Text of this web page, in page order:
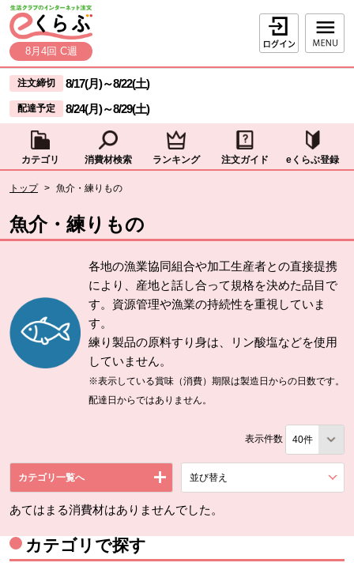
ページの先頭です。
本文へジャンプする。
8月4回 C週
ログイン
ここからサイト内共通メニューです。
サイト内共通メニューをスキップする
注文締切 8/17(月)～8/22(土)
配達予定 8/24(月)～8/29(土)
カテゴリ 消費材検索 ランキング 注文ガイド eくらぶ登録
トップ > 魚介・練りもの
魚介・練りもの
各地の漁業協同組合や加工生産者との直接提携
により、産地と話し合って規格を決めた品目で
す。資源管理や漁業の持続性を重視していま
す。
練り製品の原料すり身は、リン酸塩などを使用
していません。
※表示している賞味（消費）期限は製造日からの日数です。
配達日からではありません。
表示件数
カテゴリ一覧へ 並び替え
あてはまる消費材はありませんでした。
カテゴリで探す